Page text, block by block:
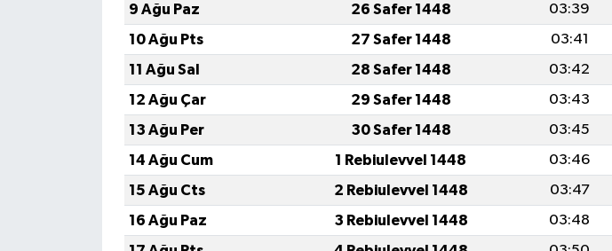
9 Ağu Paz
26 Safer 1448 03:39
10 Ağu Pts
27 Safer 1448 03:41
11 Ağu Sal
28 Safer 1448 03:42
12 Ağu Çar
29 Safer 1448 03:43
13 Ağu Per
30 Safer 1448 03:45
14 Ağu Cum
1 Rebiulevvel 1448 03:46
15 Ağu Cts
2 Rebiulevvel 1448 03:47
16 Ağu Paz
3 Rebiulevvel 1448 03:48
KENT GÜNDEMİ
KÜLTÜR-SANAT